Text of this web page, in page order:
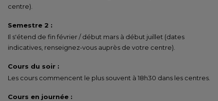
centre).
Semestre 2 :
Il s'étend de fin février / début mars à début juillet (dates
indicatives, renseignez-vous auprès de votre centre).
Cours du soir :
Les cours commencent le plus souvent à 18h30 dans les centres.
Cours en journée :